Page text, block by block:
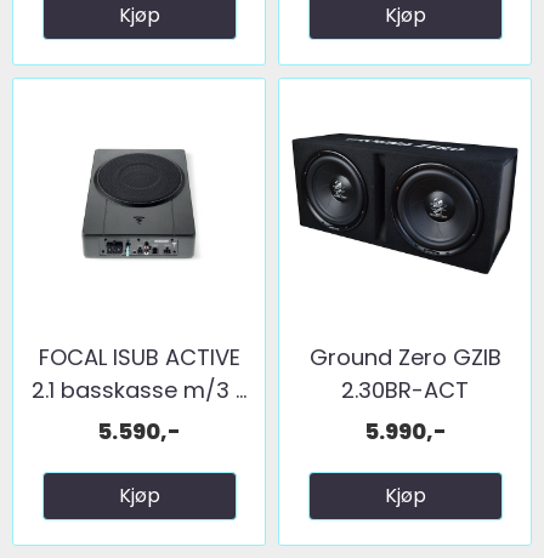
Kjøp Kjøp
FOCAL ISUB ACTIVE
2.1 basskasse m/3 ...
5.590,-
Kjøp
Ground Zero GZIB
2.30BR-ACT
5.990,-
Kjøp